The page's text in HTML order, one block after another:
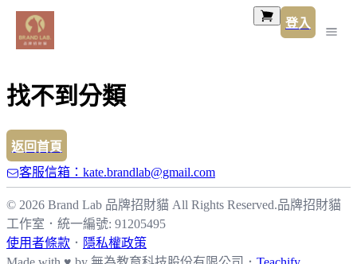
登入
找不到分類
返回首頁
客服信箱：kate.brandlab@gmail.com
© 2026 Brand Lab 品牌招財貓 All Rights Reserved.品牌招財貓
工作室 ． 統一編號: 91205495
使用者條款 ． 隱私權政策